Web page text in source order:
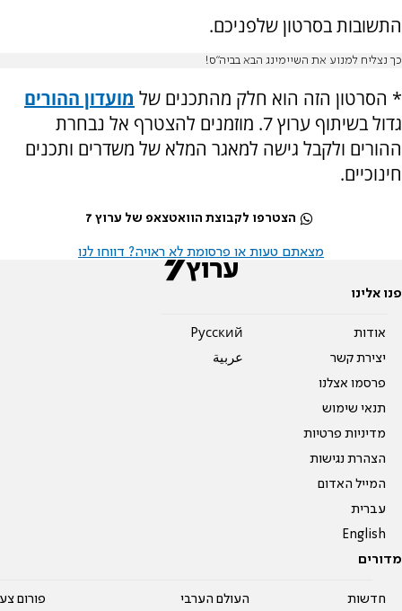
התשובות בסרטון שלפניכם.
כך נצליח למנוע את השיימינג הבא בביה"ס!
* הסרטון הזה הוא חלק מהתכנים של מועדון ההורים
גדול בשיתוף ערוץ 7. מוזמנים להצטרף אל נבחרת
ההורים ולקבל גישה למאגר המלא של משדרים ותכנים
חינוכיים.
הצטרפו לקבוצת הוואטצאפ של ערוץ 7
מצאתם טעות או פרסומת לא ראויה? דווחו לנו
פנו אלינו
אודות
יצירת קשר
פרסמו אצלנו
תנאי שימוש
מדיניות פרטיות
הצהרת נגישות
המייל האדום
עברית
English
Pусский
عربية
מדורים
חדשות העולם הערבי פורום